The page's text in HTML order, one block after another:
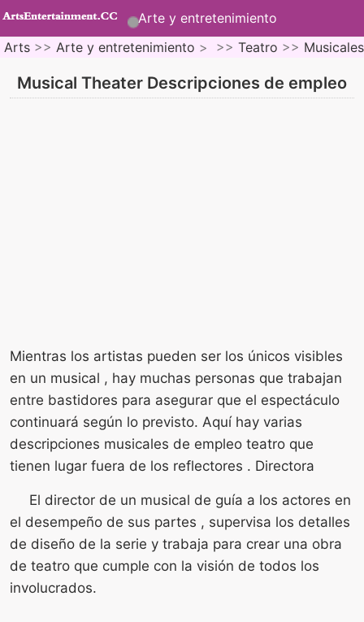
Arte y entretenimiento
Arts >> Arte y entretenimiento > >> Teatro >> Musicales
Musical Theater Descripciones de empleo
Mientras los artistas pueden ser los únicos visibles
en un musical , hay muchas personas que trabajan
entre bastidores para asegurar que el espectáculo
continuará según lo previsto. Aquí hay varias
descripciones musicales de empleo teatro que
tienen lugar fuera de los reflectores . Directora
El director de un musical de guía a los actores en
el desempeño de sus partes , supervisa los detalles
de diseño de la serie y trabaja para crear una obra
de teatro que cumple con la visión de todos los
involucrados.